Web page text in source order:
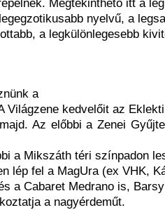
Megtekinthető itt a
nyelvű, a
a legkülönlegesebb
a
Világzene kedvelőit az
Az előbbi a Zenei
a Mikszáth téri színpadon
lép fel a MagUra (ex VHK,
a Cabaret Medrano is,
a nagyérdeműt.